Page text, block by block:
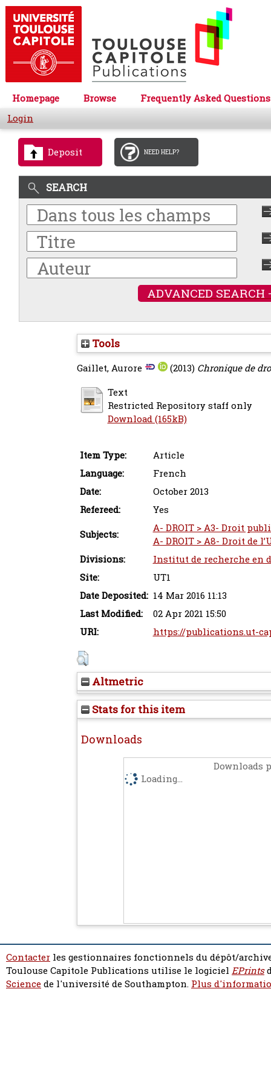
Homepage Browse
Frequently Asked Questions
Login
Deposit NEED HELP?
SEARCH
ADVANCED SEARCH
Tools
Gaillet, Aurore (2013) Chronique de
Text
Restricted Repository staff only
Download (165kB)
Item Type:
Article
Language:
French
Date:
October 2013
Refereed:
Yes
Subjects:
A- DROIT > A3- Droit
A- DROIT > A8- Droit de
Divisions:
Institut de recherche en
Site:
UT1
Date Deposited: 14 Mar 2016 11:13
Last Modified:
02 Apr 2021 15:50
URI:
https://publications.ut-
Altmetric
Stats for this item
Downloads
Downloads
Loading...
Contacter les gestionnaires fonctionnels du dépôt/
Toulouse Capitole Publications utilise le logiciel EPrints
Sciencede l'université de Southampton. Plus